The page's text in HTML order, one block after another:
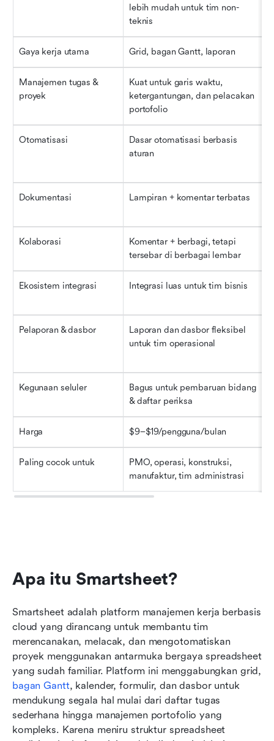
lebih mudah untuk tim non-
teknis
Gaya kerja utama Grid, bagan Gantt, laporan
Manajemen tugas &
proyek
Kuat untuk garis waktu,
ketergantungan, dan pelacakan
portofolio
Otomatisasi
Dasar otomatisasi berbasis
aturan
Dokumentasi Lampiran + komentar terbatas
Kolaborasi
Komentar + berbagi, tetapi
tersebar di berbagai lembar
Ekosistem integrasi Integrasi luas untuk tim bisnis
Pelaporan & dasbor
Laporan dan dasbor fleksibel
untuk tim operasional
Kegunaan seluler
Bagus untuk pembaruan bidang
& daftar periksa
Harga $9–$19/pengguna/bulan
Paling cocok untuk
PMO, operasi, konstruksi,
manufaktur, tim administrasi
Apa itu Smartsheet?
Smartsheet adalah platform manajemen kerja berbasis
cloud yang dirancang untuk membantu tim
merencanakan, melacak, dan mengotomatiskan
proyek menggunakan antarmuka bergaya spreadsheet
bagan Gantt, kalender, formulir, dan dasbor untuk
mendukung segala hal mulai dari daftar tugas
sederhana hingga manajemen portofolio yang
kompleks. Karena meniru struktur spreadsheet